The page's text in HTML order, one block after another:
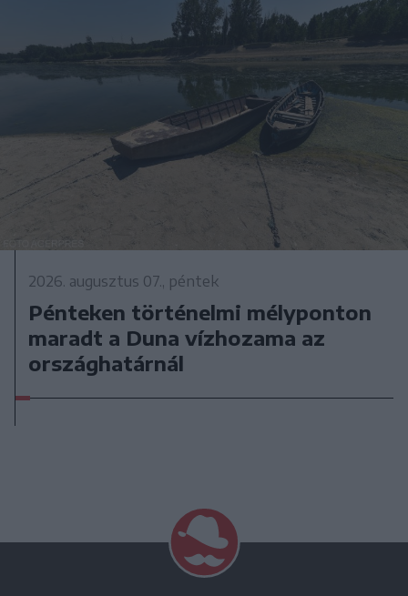
2026. augusztus 07., péntek
Pénteken történelmi mélyponton
maradt a Duna vízhozama az
országhatárnál